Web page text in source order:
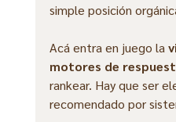
simple posición
Acá entra en juego la
motores de
rankear. Hay que ser
recomendado por